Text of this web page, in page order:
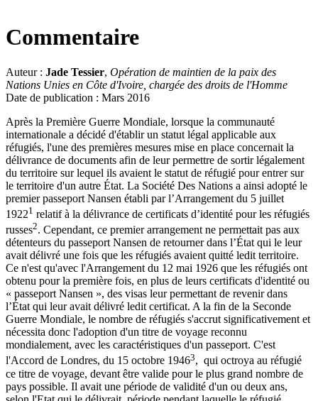
Commentaire
Auteur : Jade Tessier, Opération de maintien de la paix des
Nations Unies en Côte d'Ivoire, chargée des droits de l'Homme
Date de publication : Mars 2016
Après la Première Guerre Mondiale, lorsque la communauté
internationale a décidé d'établir un statut légal applicable aux
réfugiés, l'une des premières mesures mise en place concernait la
délivrance de documents afin de leur permettre de sortir légalement
du territoire sur lequel ils avaient le statut de réfugié pour entrer sur
le territoire d'un autre État. La Société Des Nations a ainsi adopté le
premier passeport Nansen établi par l’Arrangement du 5 juillet
19221 relatif à la délivrance de certificats d’identité pour les réfugiés
russes2. Cependant, ce premier arrangement ne permettait pas aux
détenteurs du passeport Nansen de retourner dans l’État qui le leur
avait délivré une fois que les réfugiés avaient quitté ledit territoire.
Ce n'est qu'avec l'Arrangement du 12 mai 1926 que les réfugiés ont
obtenu pour la première fois, en plus de leurs certificats d'identité ou
« passeport Nansen », des visas leur permettant de revenir dans
l’État qui leur avait délivré ledit certificat. A la fin de la Seconde
Guerre Mondiale, le nombre de réfugiés s'accrut significativement et
nécessita donc l'adoption d'un titre de voyage reconnu
mondialement, avec les caractéristiques d'un passeport. C'est
l'Accord de Londres, du 15 octobre 19463, qui octroya au réfugié
ce titre de voyage, devant être valide pour le plus grand nombre de
pays possible. Il avait une période de validité d'un ou deux ans,